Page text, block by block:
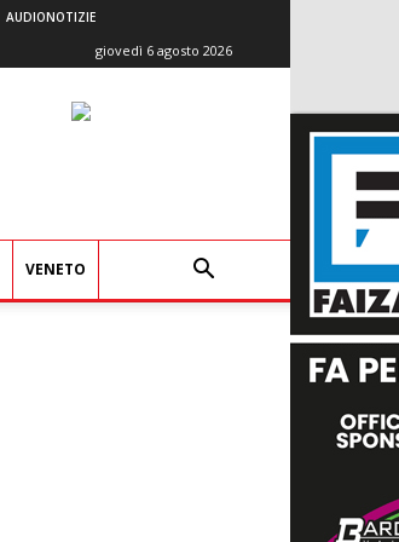
AUDIONOTIZIE
giovedì 6 agosto 2026
VENETO